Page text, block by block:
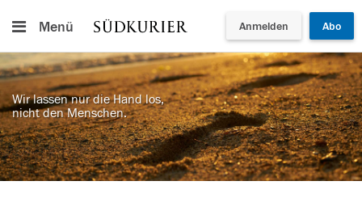
Menü Anmelden Abo
Wir lassen nur die Hand los,
nicht den Menschen.